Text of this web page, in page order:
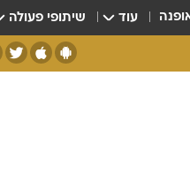
עוד שיתופי פעולה